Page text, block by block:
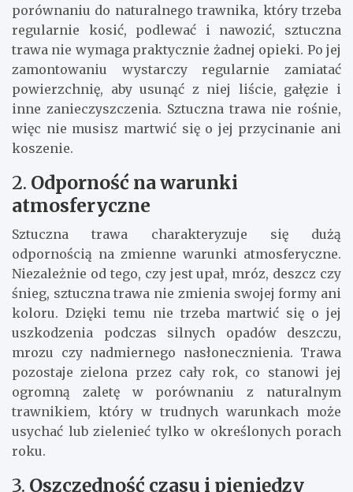
porównaniu do naturalnego trawnika, który trzeba
regularnie kosić, podlewać i nawozić, sztuczna
trawa nie wymaga praktycznie żadnej opieki. Po jej
zamontowaniu wystarczy regularnie zamiatać
powierzchnię, aby usunąć z niej liście, gałęzie i
inne zanieczyszczenia. Sztuczna trawa nie rośnie,
więc nie musisz martwić się o jej przycinanie ani
koszenie.
2. Odporność na warunki
atmosferyczne
Sztuczna trawa charakteryzuje się dużą
odpornością na zmienne warunki atmosferyczne.
Niezależnie od tego, czy jest upał, mróz, deszcz czy
śnieg, sztuczna trawa nie zmienia swojej formy ani
koloru. Dzięki temu nie trzeba martwić się o jej
uszkodzenia podczas silnych opadów deszczu,
mrozu czy nadmiernego nasłonecznienia. Trawa
pozostaje zielona przez cały rok, co stanowi jej
ogromną zaletę w porównaniu z naturalnym
trawnikiem, który w trudnych warunkach może
usychać lub zielenieć tylko w określonych porach
roku.
3. Oszczędność czasu i pieniędzy